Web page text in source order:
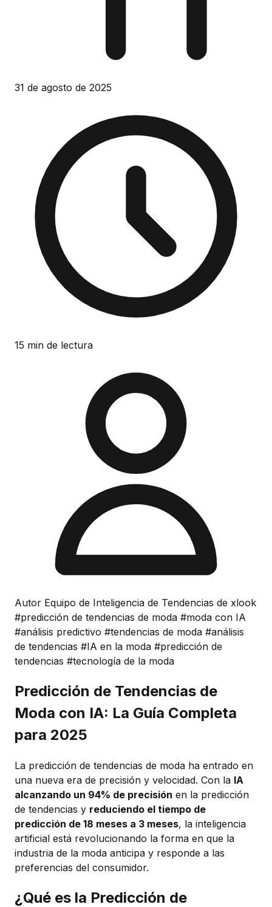
31 de agosto de 2025
15 min de lectura
Autor Equipo de Inteligencia de Tendencias de xlook
#predicción de tendencias de moda #moda con IA
#análisis predictivo #tendencias de moda #análisis
de tendencias #IA en la moda #predicción de
tendencias #tecnología de la moda
Predicción de Tendencias de
Moda con IA: La Guía Completa
para 2025
La predicción de tendencias de moda ha entrado en
una nueva era de precisión y velocidad. Con la IA
alcanzando un 94% de precisión en la predicción
de tendencias y reduciendo el tiempo de
predicción de 18 meses a 3 meses, la inteligencia
artificial está revolucionando la forma en que la
industria de la moda anticipa y responde a las
preferencias del consumidor.
¿Qué es la Predicción de